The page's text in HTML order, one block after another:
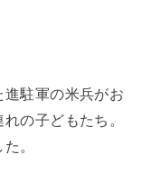
駐軍の米兵がお
の子どもたち。
。